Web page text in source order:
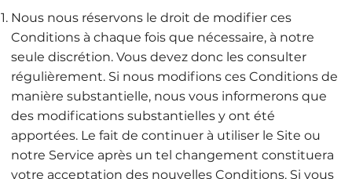
Nous nous réservons le droit de modifier ces
Conditions à chaque fois que nécessaire, à notre
seule discrétion. Vous devez donc les consulter
régulièrement. Si nous modifions ces Conditions de
manière substantielle, nous vous informerons que
des modifications substantielles y ont été
apportées. Le fait de continuer à utiliser le Site ou
notre Service après un tel changement constituera
votre acceptation des nouvelles Conditions. Si vous